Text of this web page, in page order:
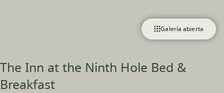
Galería abierta
The Inn at the Ninth Hole Bed &
Breakfast